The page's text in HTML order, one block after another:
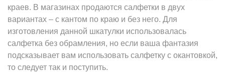
краев. В магазинах продаются салфетки в двух
вариантах – с кантом по краю и без него. Для
изготовления данной шкатулки использовалась
салфетка без обрамления, но если ваша фантазия
подсказывает вам использовать салфетку с окантовкой,
то следует так и поступить.